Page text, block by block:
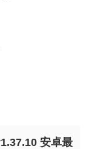
安卓最